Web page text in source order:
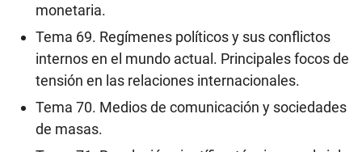
monetaria.
Tema 69. Regímenes políticos y sus conflictos
internos en el mundo actual. Principales focos de
tensión en las relaciones internacionales.
Tema 70. Medios de comunicación y sociedades
de masas.